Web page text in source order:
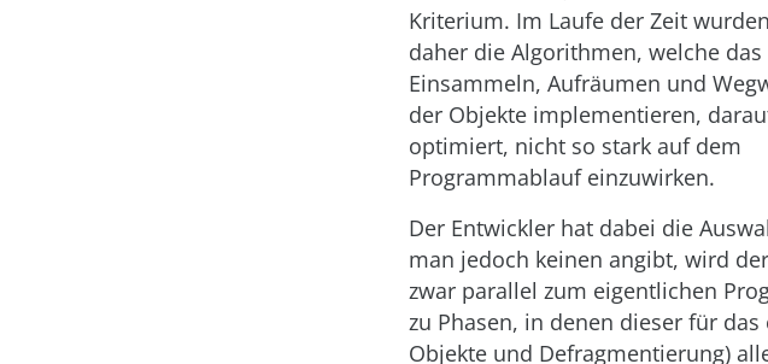
Kriterium. Im Laufe der Zeit wurden
daher die Algorithmen, welche das
Einsammeln, Aufräumen und
der Objekte implementieren,
optimiert, nicht so stark auf dem
Programmablauf einzuwirken.
Der Entwickler hat dabei die
man jedoch keinen angibt, wird
zwar parallel zum eigentlichen
zu Phasen, in denen dieser für
Objekte und Defragmentierung)